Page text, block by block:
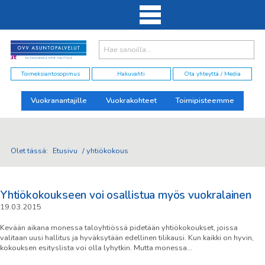
Toimeksiantosopimus Hakuvahti Ota yhteyttä / Media
Vuokranantajille Vuokrakohteet Toimipisteemme
Olet tässä: Etusivu /yhtiökokous
Yhtiökokoukseen voi osallistua myös vuokralainen
19.03.2015
Kevään aikana monessa taloyhtiössä pidetään yhtiökokoukset, joissa
valitaan uusi hallitus ja hyväksytään edellinen tilikausi. Kun kaikki on hyvin,
kokouksen esityslista voi olla lyhytkin. Mutta monessa…